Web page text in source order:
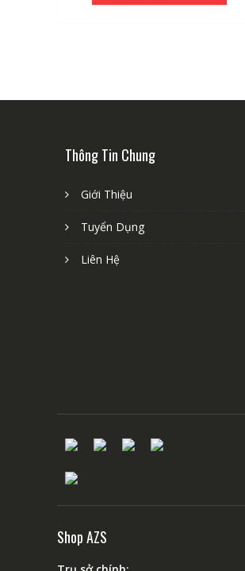
Thông Tin Chung
Giới Thiệu
Tuyển Dụng
Liên Hệ
Shop AZS